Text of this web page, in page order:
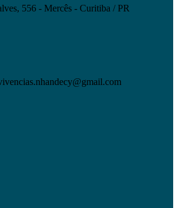
556 - Mercês - Curitiba / PR